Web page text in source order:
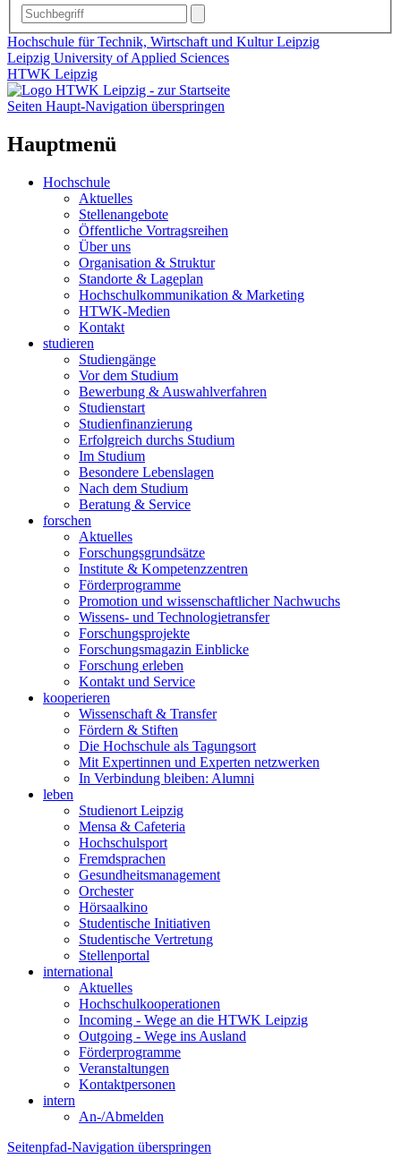
Hochschule für Technik, Wirtschaft und Kultur Leipzig
Leipzig University of Applied Sciences
HTWK Leipzig
Seiten Haupt-Navigation überspringen
Hauptmenü
Hochschule
Aktuelles
Stellenangebote
Öffentliche Vortragsreihen
Über uns
Organisation & Struktur
Standorte & Lageplan
Hochschulkommunikation & Marketing
HTWK-Medien
Kontakt
studieren
Studiengänge
Vor dem Studium
Bewerbung & Auswahlverfahren
Studienstart
Studienfinanzierung
Erfolgreich durchs Studium
Im Studium
Besondere Lebenslagen
Nach dem Studium
Beratung & Service
forschen
Aktuelles
Forschungsgrundsätze
Institute & Kompetenzzentren
Förderprogramme
Promotion und wissenschaftlicher Nachwuchs
Wissens- und Technologietransfer
Forschungsprojekte
Forschungsmagazin Einblicke
Forschung erleben
Kontakt und Service
kooperieren
Wissenschaft & Transfer
Fördern & Stiften
Die Hochschule als Tagungsort
Mit Expertinnen und Experten netzwerken
In Verbindung bleiben: Alumni
leben
Studienort Leipzig
Mensa & Cafeteria
Hochschulsport
Fremdsprachen
Gesundheitsmanagement
Orchester
Hörsaalkino
Studentische Initiativen
Studentische Vertretung
Stellenportal
international
Aktuelles
Hochschulkooperationen
Incoming - Wege an die HTWK Leipzig
Outgoing - Wege ins Ausland
Förderprogramme
Veranstaltungen
Kontaktpersonen
intern
An-/Abmelden
Seitenpfad-Navigation überspringen